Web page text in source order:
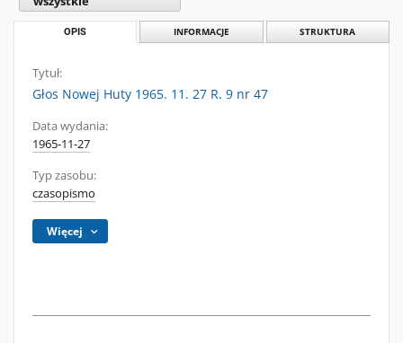
OPIS INFORMACJE STRUKTURA
Tytuł:
Głos Nowej Huty 1965. 11. 27 R. 9 nr 47
Data wydania:
1965-11-27
Typ zasobu:
czasopismo
Więcej